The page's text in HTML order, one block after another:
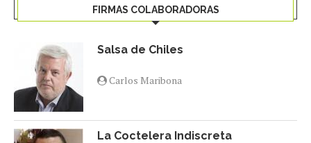
FIRMAS COLABORADORAS
Salsa de Chiles
Carlos Maribona
La Coctelera Indiscreta